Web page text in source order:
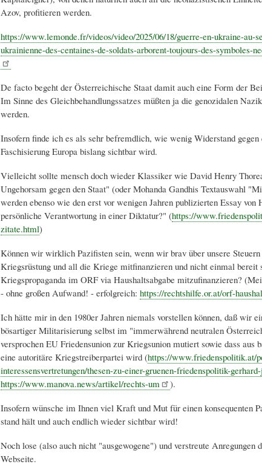
Azov, profitieren werden.
https://www.lemonde.fr/videos/video/2025/06/18/guerre-en-ukraine-au-
ukrainienne-des-centaines-de-soldats-arborent-toujours-des-symboles-
De facto begeht der Österreichische Staat damit auch eine Form der
Im Sinne des Gleichbehandlungssatzes müßten ja die genozidalen
werden.
Insofern finde ich es als sehr befremdlich, wie wenig Widerstand
Faschisierung Europa bislang sichtbar wird.
Vielleicht sollte mensch doch wieder Klassiker wie David Henry
Ungehorsam gegen den Staat" (oder Mohanda Gandhis Textauswahl
werden ebenso wie den erst vor wenigen Jahren publizierten Essay von
persönliche Verantwortung in einer Diktatur?" (https://
zitate.html)
Können wir wirklich Pazifisten sein, wenn wir brav über unsere
Kriegsrüstung und all die Kriege mitfinanzieren und nicht einmal bereit
Kriegspropaganda im ORF via Haushaltsabgabe mitzufinanzieren?
- ohne großen Aufwand! - erfolgreich: https://rechtshilfe.or.at/orf-
Ich hätte mir in den 1980er Jahren niemals vorstellen können, daß wir
bösartiger Militarisierung selbst im "immerwährend neutralen
versprochen EU Friedensunion zur Kriegsunion mutiert sowie dass aus
eine autoritäre Kriegstreiberpartei wird (https://www.friedenspolitik.at/
interessensvertretungen/thesen-zu-einer-gruenen-friedenspolitik-
https://www.manova.news/artikel/rechts-um
).
Insofern wünsche im Ihnen viel Kraft und Mut für einen konsequenten
stand hält und auch endlich wieder sichtbar wird!
Noch lose (also auch nicht "ausgewogene") und verstreute Anregungen
Webseite.